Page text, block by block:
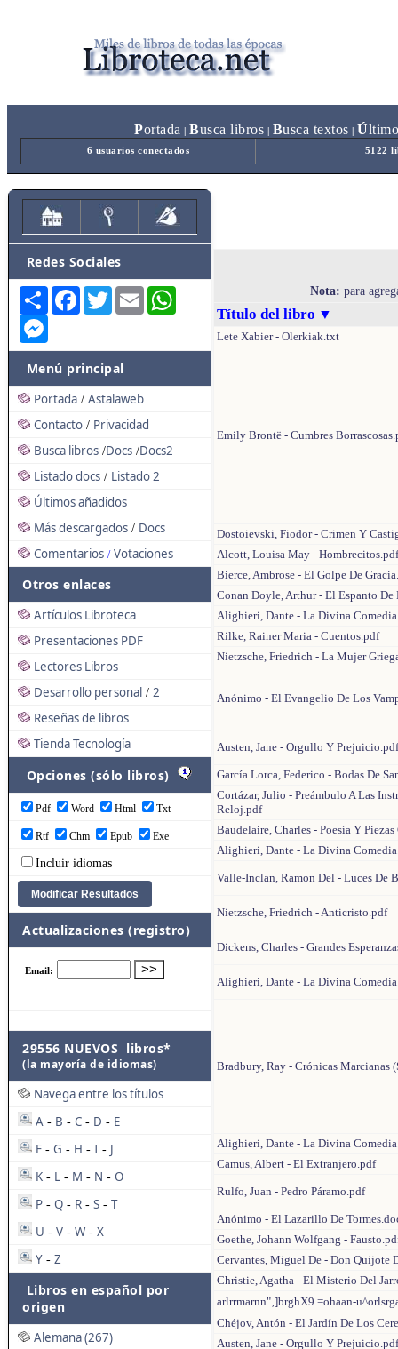
Portada Busca libros Busca textos Ú
6 usuarios conectados 5122
Redes Sociales
Share FacebookTwitterEmail
Menú principal
Portada / Astalaweb
Contacto / Privacidad
Busca libros /Docs /Docs2
Listado docs / Listado 2
Últimos añadidos
Más descargados / Docs
Comentarios / Votaciones
Otros enlaces
Artículos Libroteca
Presentaciones PDF
Lectores Libros
Desarrollo personal / 2
Reseñas de libros
Tienda Tecnología
Opciones (sólo libros)
Pdf Word Html Txt
Rtf Chm Epub Exe
Incluir idiomas
Actualizaciones (registro)
29556 NUEVOS libros*
(la mayoría de idiomas)
Navega entre los títulos
A - B - C - D - E
F - G - H - I - J
K - L - M - N - O
P - Q - R - S - T
U - V - W - X
Y - Z
Libros en español por
origen
Alemana (267)
Nota: para
Título del libro ▼
Lete Xabier - Olerkiak.txt
Emily Brontë - Cumbres
Dostoievski, Fiodor - Crimen Y
Alcott, Louisa May - Hombrecitos.pdf
Bierce, Ambrose - El Golpe De
Conan Doyle, Arthur - El Espanto De
Alighieri, Dante - La Divina
Rilke, Rainer Maria - Cuentos.pdf
Nietzsche, Friedrich - La Mujer
Anónimo - El Evangelio De Los
Austen, Jane - Orgullo Y Prejuicio.pdf
García Lorca, Federico - Bodas De
Cortázar, Julio - Preámbulo A Las
Reloj.pdf
Baudelaire, Charles - Poesía Y
Alighieri, Dante - La Divina
Valle-Inclan, Ramon Del - Luces De
Nietzsche, Friedrich - Anticristo.pdf
Dickens, Charles - Grandes
Alighieri, Dante - La Divina
Bradbury, Ray - Crónicas Marcianas
Alighieri, Dante - La Divina
Camus, Albert - El Extranjero.pdf
Rulfo, Juan - Pedro Páramo.pdf
Anónimo - El Lazarillo De
Goethe, Johann Wolfgang -
Cervantes, Miguel De - Don Quijote
Christie, Agatha - El Misterio Del
arlrrmarnn"‚]brghX9 =ohaan-
Chéjov, Antón - El Jardín De Los
Austen, Jane - Orgullo Y Prejuicio.pdf